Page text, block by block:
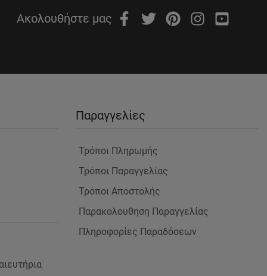
Ακολουθήστε μας
Παραγγελίες
Τρόποι Πληρωμής
Τρόποι Παραγγελίας
Τρόποι Αποστολής
Παρακολουθηση Παραγγελίας
Πληροφορίες Παραδόσεων